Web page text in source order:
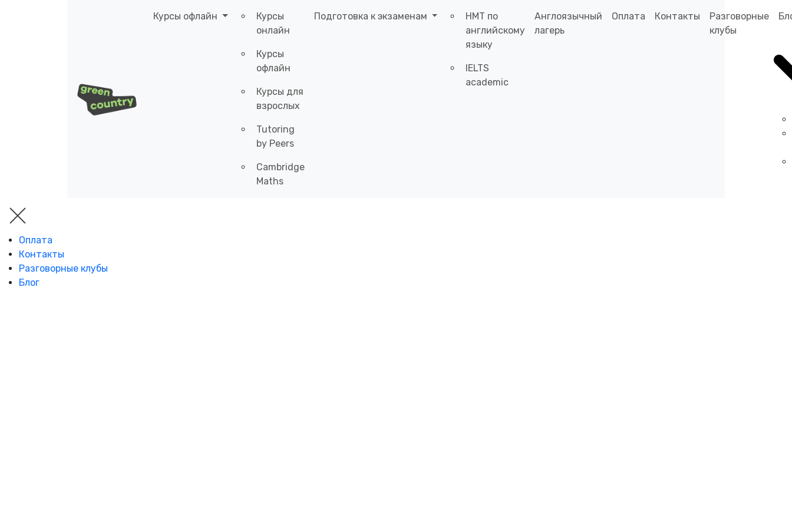
Курсы офлайн
Курсы
онлайн
Курсы
офлайн
Курсы для
взрослых
Tutoring
by Peers
Cambridge
Maths
Подготовка к экзаменам
НМТ по
английскому
языку
IELTS
academic
Англоязычный
лагерь
Оплата Контакты
Разговорные
клубы
Оплата
Контакты
Разговорные клубы
Блог